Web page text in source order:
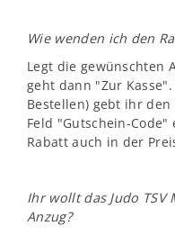
Wie wenden ich den
Legt die gewünschten
geht dann "Zur
Bestellen) gebt ihr den
Feld "Gutschein-
Rabatt auch in der
Ihr wollt das Judo TSV
Anzug?